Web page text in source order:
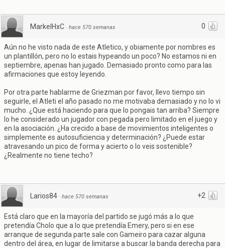
0
MarkelHxC · hace 570 semanas
Aún no he visto nada de este Atletico, y obiamente por nombres es
un plantillón, pero no lo estais hypeando un poco? No estamos ni en
septiembre, apenas han jugado. Demasiado pronto como para las
afirmaciones que estoy leyendo.
Por otra parte hablarme de Griezman por favor, llevo tiempo sin
seguirle, el Atleti el año pasado no me motivaba demasiado y no lo vi
mucho. ¿Que está haciendo para que lo pongais tan arriba? Siempre
lo he considerado un jugador con pegada pero limitado en el juego y
en la asociación. ¿Ha crecido a base de movimientos inteligentes o
simplemente es autosuficiencia y determinación? ¿Puede estar
atravesando un pico de forma y acierto o lo veis sostenible?
¿Realmente no tiene techo?
+2
Larios84 · hace 570 semanas
Está claro que en la mayoría del partido se jugó más a lo que
pretendía Cholo que a lo que pretendía Emery, pero si en ese
arranque de segunda parte sale con Gameiro para cazar alguna
dentro del área, en lugar de limitarse a buscar la banda derecha para